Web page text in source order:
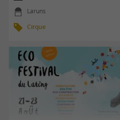
Laruns
Cirque